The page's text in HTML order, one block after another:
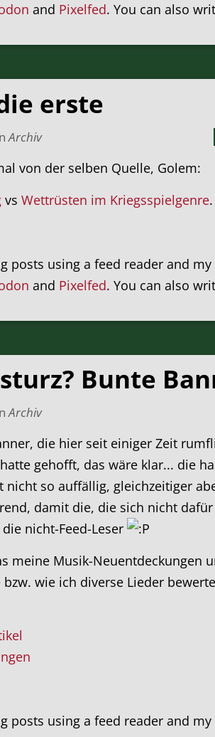
and Pixelfed. You can also
erste
Archiv
von der selben Quelle, Golem:
vs Wettrüsten im Kriegsspielgenre.
posts using a feed reader and my
and Pixelfed. You can also
Bunte
Archiv
die hier seit einiger Zeit
gehofft, das wäre klar... die
so auffällig, gleichzeitiger
damit die, die sich nicht
nicht-Feed-Leser
meine Musik-Neuentdeckungen
wie ich diverse Lieder
posts using a feed reader and my